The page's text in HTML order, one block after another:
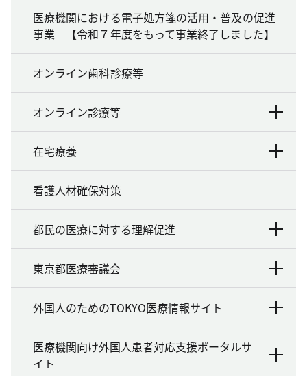
医療機関における電子処方箋の活用・普及の促進
事業 【令和７年度をもって事業終了しました】
オンライン歯科診療等
オンライン診療等
在宅療養
看護人材確保対策
都民の医療に対する理解促進
東京都医療審議会
外国人のためのTOKYO医療情報サイト
医療機関向け外国人患者対応支援ポータルサ
イト